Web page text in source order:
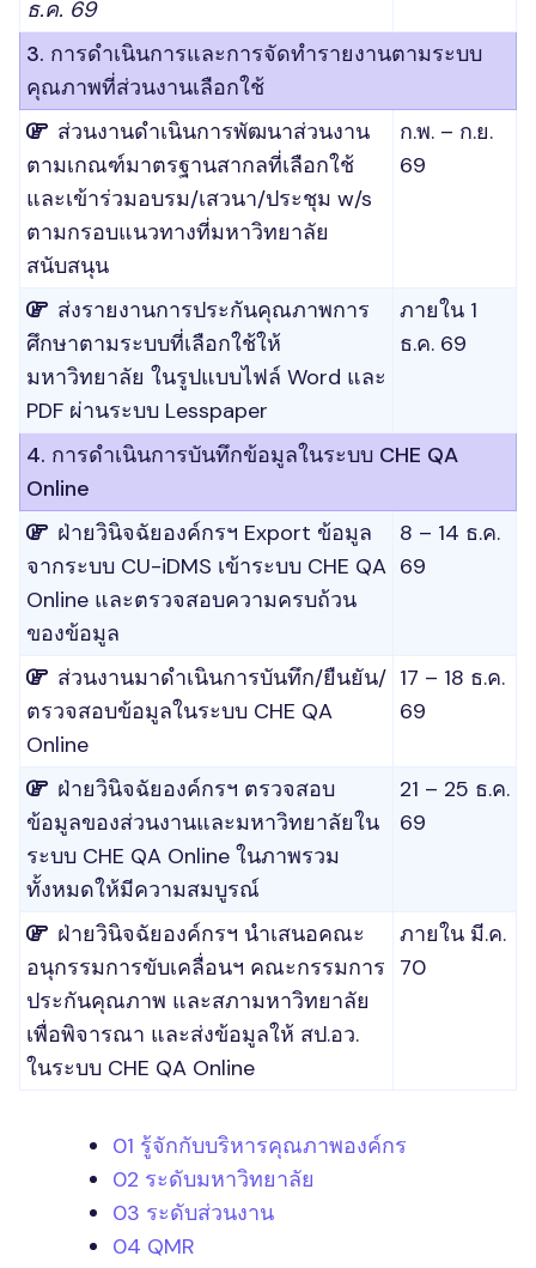
ธ.ค. 69
3. การดำเนินการและการจัดทำรายงานตามระบบ
คุณภาพที่ส่วนงานเลือกใช้
ส่วนงานดำเนินการพัฒนาส่วนงาน
ตามเกณฑ์มาตรฐานสากลที่เลือกใช้
และเข้าร่วมอบรม/เสวนา/ประชุม w/s
ตามกรอบแนวทางที่มหาวิทยาลัย
สนับสนุน
ก.พ. – ก.ย.
69
ส่งรายงานการประกันคุณภาพการ
ศึกษาตามระบบที่เลือกใช้ให้
มหาวิทยาลัย ในรูปแบบไฟล์ Word และ
PDF ผ่านระบบ Lesspaper
ภายใน 1
ธ.ค. 69
4. การดำเนินการบันทึกข้อมูลในระบบ CHE QA
Online
ฝ่ายวินิจฉัยองค์กรฯ Export ข้อมูล
จากระบบ CU-iDMS เข้าระบบ CHE QA
Online และตรวจสอบความครบถ้วน
ของข้อมูล
8 – 14 ธ.ค.
69
ส่วนงานมาดำเนินการบันทึก/ยืนยัน/
ตรวจสอบข้อมูลในระบบ CHE QA
Online
17 – 18 ธ.ค.
69
ฝ่ายวินิจฉัยองค์กรฯ ตรวจสอบ
ข้อมูลของส่วนงานและมหาวิทยาลัยใน
ระบบ CHE QA Online ในภาพรวม
ทั้งหมดให้มีความสมบูรณ์
21 – 25 ธ.ค.
69
ฝ่ายวินิจฉัยองค์กรฯ นำเสนอคณะ
อนุกรรมการขับเคลื่อนฯ คณะกรรมการ
ประกันคุณภาพ และสภามหาวิทยาลัย
เพื่อพิจารณา และส่งข้อมูลให้ สป.อว.
ในระบบ CHE QA Online
ภายใน มี.ค.
70
01 รู้จักกับบริหารคุณภาพองค์กร
02 ระดับมหาวิทยาลัย
03 ระดับส่วนงาน
04 QMR